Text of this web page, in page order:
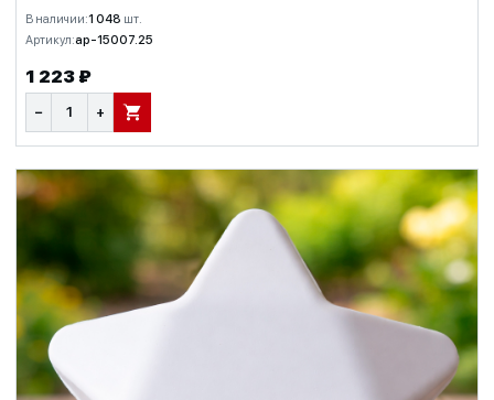
В наличии:1 048 шт.
Артикул:ap-15007.25
1 223 ₽
− + В КОРЗИНУ